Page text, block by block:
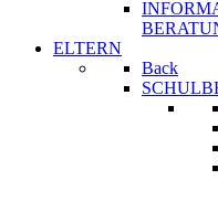
ELTERN
Back